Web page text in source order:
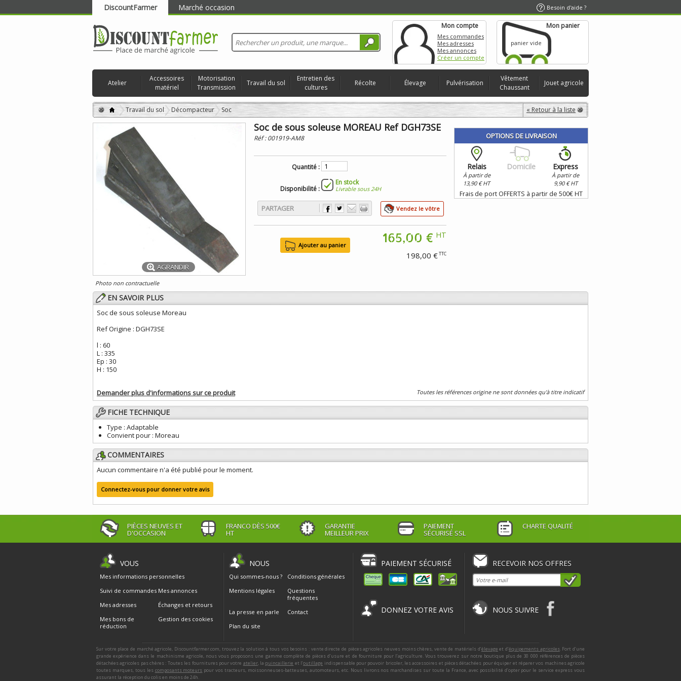
DiscountFarmer Marché occasion Besoin d'aide ?
RECHERCHER
Mon compte
Mes commandes
Mes adresses
Mes annonces
Créer un compte
Mon panier
panier vide
Atelier
Accessoires
matériel
Motorisation
Transmission
Travail du sol
Entretien des
cultures
Récolte Élevage Pulvérisation
Vêtement
Chaussant
Jouet agricole
« Retour à la liste
Travail du sol Décompacteur Soc
AGRANDIR
Photo non contractuelle
Soc de sous soleuse MOREAU Ref DGH73SE
Réf :001919-AM8
Quantité :
Disponibilité :
En stock
Livrable sous 24H
PARTAGER Vendez le vôtre
165,00 € HT
198,00 €TTC
OPTIONS DE LIVRAISON
Relais
À partir de
13,90 € HT
Domicile Express
À partir de
9,90 € HT
Frais de port OFFERTS à partir de 500€ HT
EN SAVOIR PLUS
Soc de sous soleuse Moreau
Ref Origine : DGH73SE
l : 60
L : 335
Ep : 30
H : 150
Demander plus d'informations sur ce produit Toutes les références origine ne sont données qu'à titre indicatif
FICHE TECHNIQUE
Type : Adaptable
Convient pour : Moreau
COMMENTAIRES
Aucun commentaire n'a été publié pour le moment.
Connectez-vous pour donner votre avis
PIÈCES NEUVES ET
D'OCCASION
FRANCO DÈS 500€
HT
GARANTIE
MEILLEUR PRIX
PAIEMENT
SÉCURISÉ SSL
CHARTE QUALITÉ
VOUS
Mes informations personnelles
Suivi de commandes Mes annonces
Mes adresses
Échanges et retours
Mes bons de
réduction
Gestion des cookies
NOUS
Qui sommes-nous ?
Conditions générales
Mentions légales
Questions
fréquentes
La presse en parle
Contact
Plan du site
PAIEMENT SÉCURISÉ RECEVOIR NOS OFFRES
DONNEZ VOTRE AVIS NOUS SUIVRE
Sur votre place de marché agricole, Discountfarmer.com, trouvez la solution à tous vos besoins : vente directe de pièces agricoles neuves moins chères, vente de matériels d’élevage et d’équipements agricoles. Fort d’une
grande expérience dans le machinisme agricole, nous vous proposons une gamme complète de pièces d’usure et de fourniture pour l’agriculture. Vous trouverez sur notre boutique plus de 30 000 références de pièces
détachées agricoles pas chères : Toutes les fournitures pour votre atelier, laquincaillerie et l’outillage indispensable pour pouvoir bricoler, les accessoires et pièces détachées pour équiper et réparer vos machines agricole
toutes marques, tous les composants moteurs pour vos tracteurs, moissonneuses-batteuses, automoteurs, etc. Nous livrons nos marchandises sur toute la France, avec possibilité d’opter pour le service express vous
assurant la réception du colis en moins de 24h.